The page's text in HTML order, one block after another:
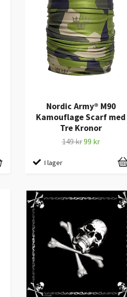
Nordic Army® M90
Kamouflage Scarf med
Tre Kronor
149 kr99 kr
I lager